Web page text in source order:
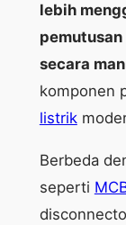
lebih
secara
komponen
listrik
Berbeda
seperti